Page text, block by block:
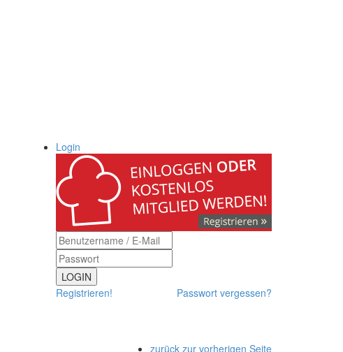
Login
LOGIN
Registrieren!
Passwort vergessen?
zurück zur vorherigen Seite